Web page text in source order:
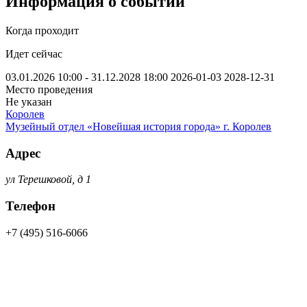
Когда проходит
Идет сейчас
03.01.2026 10:00 - 31.12.2028 18:00 2026-01-03 2028-12-31
Место проведения
Не указан
Королев
Музейный отдел «Новейшая история города» г. Королев
Адрес
ул Терешковой, д 1
Телефон
+7 (495) 516-6066